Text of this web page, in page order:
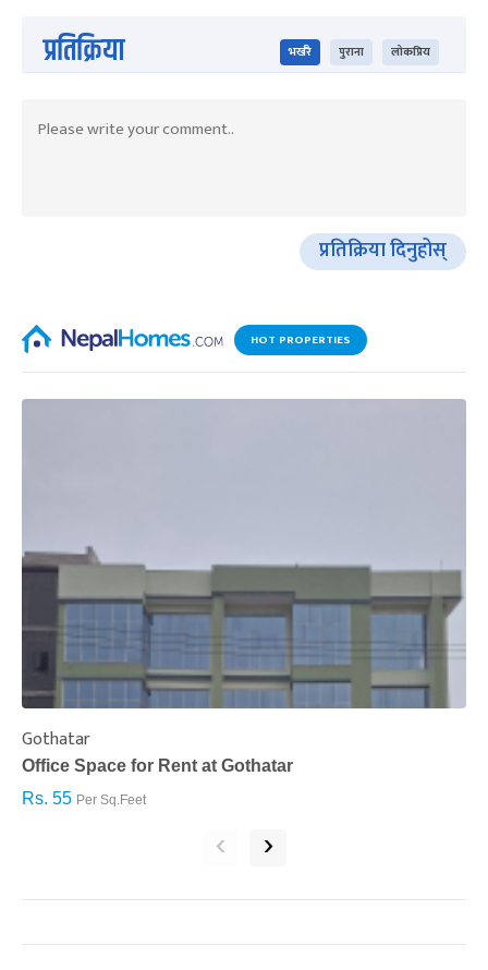
प्रतिक्रिया भर्खरै पुराना लोकप्रिय
प्रतिक्रिया दिनुहोस्
HOT PROPERTIES
Gothatar
Office Space for Rent at Gothatar
Rs. 55 Per Sq.Feet
‹ ›